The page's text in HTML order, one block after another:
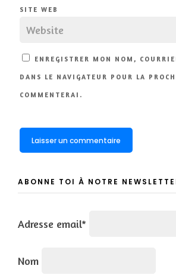
SITE WEB
ENREGISTRER MON NOM,
DANS LE NAVIGATEUR POUR LA
COMMENTERAI.
ABONNE TOI À NOTRE
Adresse email*
Nom